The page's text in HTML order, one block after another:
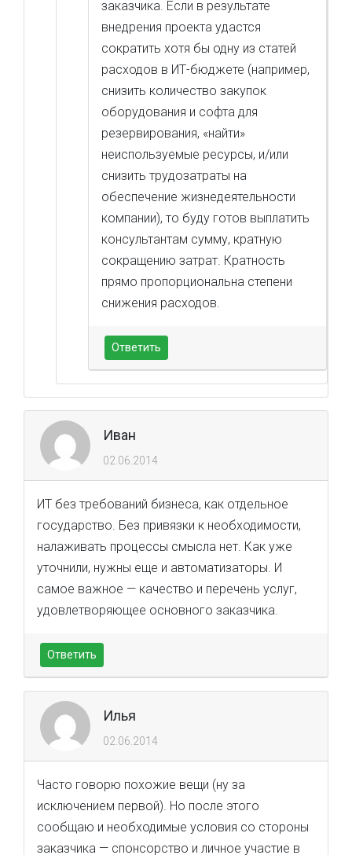
заказчика. Если в результате
внедрения проекта удастся
сократить хотя бы одну из статей
расходов в ИТ-бюджете (например,
снизить количество закупок
оборудования и софта для
резервирования, «найти»
неиспользуемые ресурсы, и/или
снизить трудозатраты на
обеспечение жизнедеятельности
компании), то буду готов выплатить
консультантам сумму, кратную
сокращению затрат. Кратность
прямо пропорциональна степени
снижения расходов.
Ответить
Иван
02.06.2014
ИТ без требований бизнеса, как отдельное
государство. Без привязки к необходимости,
налаживать процессы смысла нет. Как уже
уточнили, нужны еще и автоматизаторы. И
самое важное — качество и перечень услуг,
удовлетворяющее основного заказчика.
Ответить
Илья
02.06.2014
Часто говорю похожие вещи (ну за
исключением первой). Но после этого
сообщаю и необходимые условия со стороны
заказчика — спонсорство и личное участие в